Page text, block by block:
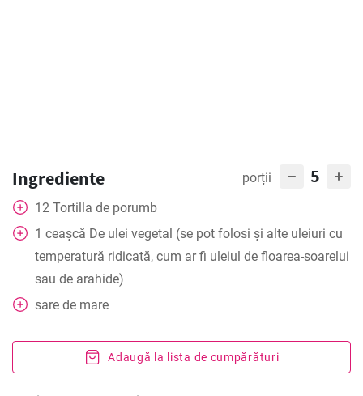
Ingrediente porții 5
12 Tortilla de porumb
1 ceașcă De ulei vegetal (se pot folosi și alte uleiuri cu
temperatură ridicată, cum ar fi uleiul de floarea-soarelui
sau de arahide)
sare de mare
Adaugă la lista de cumpărături